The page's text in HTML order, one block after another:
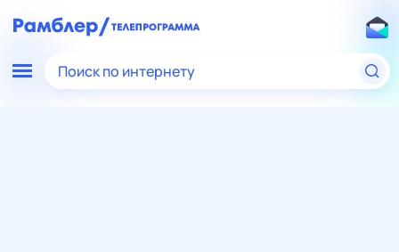
Поиск по интернету